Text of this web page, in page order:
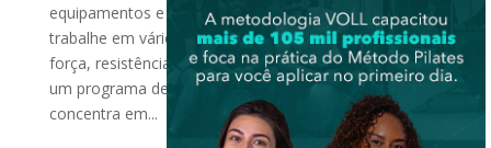
equipamentos e aulas de grupo, permitindo que você
trabalhe em vários aspectos de sua aptidão, como
força, resistência e cardio. Por outro lado, o Pilates é
um programa de exercícios de baixo impacto que se
concentra em...